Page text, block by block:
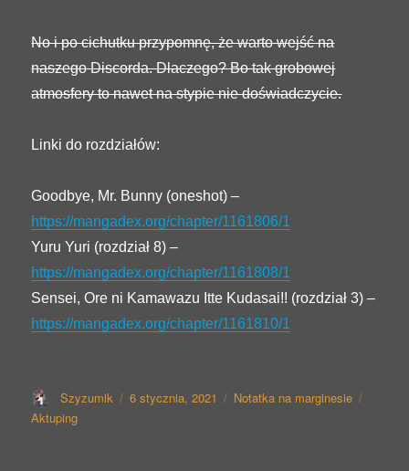
No i po cichutku przypomnę, że warto wejść na
naszego Discorda. Dlaczego? Bo tak grobowej
atmosfery to nawet na stypie nie doświadczycie.
Linki do rozdziałów:
Goodbye, Mr. Bunny (oneshot) –
https://mangadex.org/chapter/1161806/1
Yuru Yuri (rozdział 8) –
https://mangadex.org/chapter/1161808/1
Sensei, Ore ni Kamawazu Itte Kudasai!! (rozdział 3) –
https://mangadex.org/chapter/1161810/1
Autor
Szyzumik Opublikowano
6 stycznia, 2021
Format
Notatka na marginesie
Aktuping